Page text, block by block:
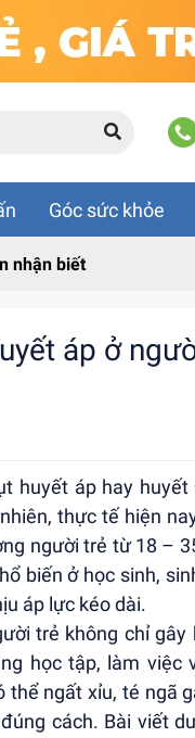
Góc sức khỏe
nhận biết
áp ở
huyết áp hay
thực tế hiện
người trẻ từ 18 –
biến ở học sinh,
áp lực kéo dài.
trẻ không chỉ
học tập, làm việc
thể ngất xỉu, té ngã
cách. Bài viết